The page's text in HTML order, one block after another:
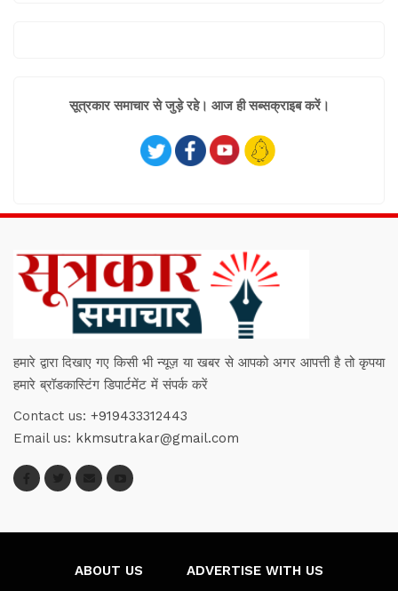
सूत्रकार समाचार से जुड़े रहे। आज ही सब्सक्राइब करें।
हमारे द्वारा दिखाए गए किसी भी न्यूज़ या खबर से आपको अगर आपत्ती है तो कृपया
हमारे ब्रॉडकास्टिंग डिपार्टमेंट में संपर्क करें
Contact us: +919433312443
Email us: kkmsutrakar@gmail.com
ABOUT US ADVERTISE WITH US